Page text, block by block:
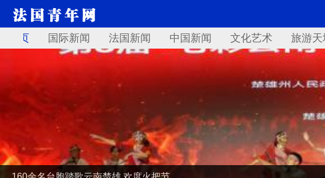
首页 国际新闻 法国新闻 中国新闻 文化艺术 旅游天